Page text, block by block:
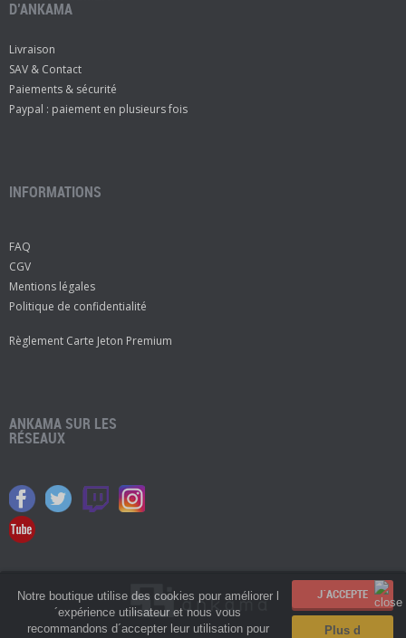
Notre boutique utilise des cookies pour améliorer l
´expérience utilisateur et nous vous
recommandons d´accepter leur utilisation pour
Plus d
D’ANKAMA
Livraison
SAV & Contact
Paiements & sécurité
Paypal : paiement en plusieurs fois
INFORMATIONS
FAQ
CGV
Mentions légales
Politique de confidentialité
Règlement Carte Jeton Premium
ANKAMA SUR LES
RÉSEAUX